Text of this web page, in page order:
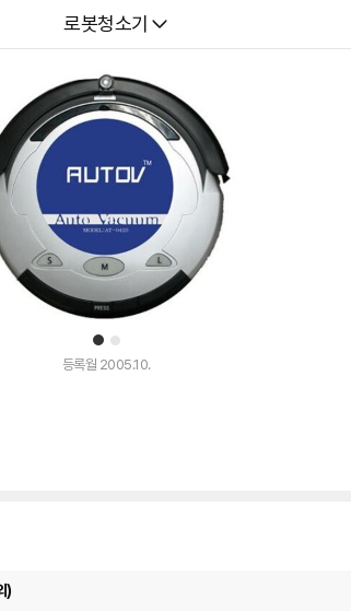
다나와
로봇청소기
1 2
등록월 2005.10.
)